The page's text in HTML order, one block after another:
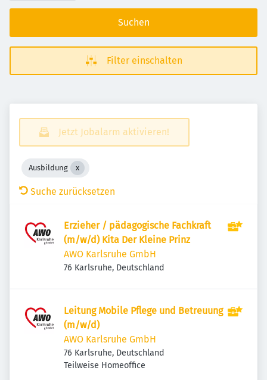
Suchen
Filter einschalten
Jetzt Jobalarm aktivieren!
Ausbildung
Suche zurücksetzen
Erzieher / pädagogische Fachkraft
(m/w/d) Kita Der Kleine Prinz
AWO Karlsruhe GmbH
76 Karlsruhe, Deutschland
Leitung Mobile Pflege und Betreuung
(m/w/d)
AWO Karlsruhe GmbH
76 Karlsruhe, Deutschland
Teilweise Homeoffice